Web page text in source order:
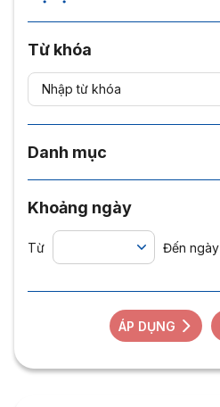
Từ khóa
Danh mục
Khoảng ngày
Từ Đến ngày
ÁP DỤNG